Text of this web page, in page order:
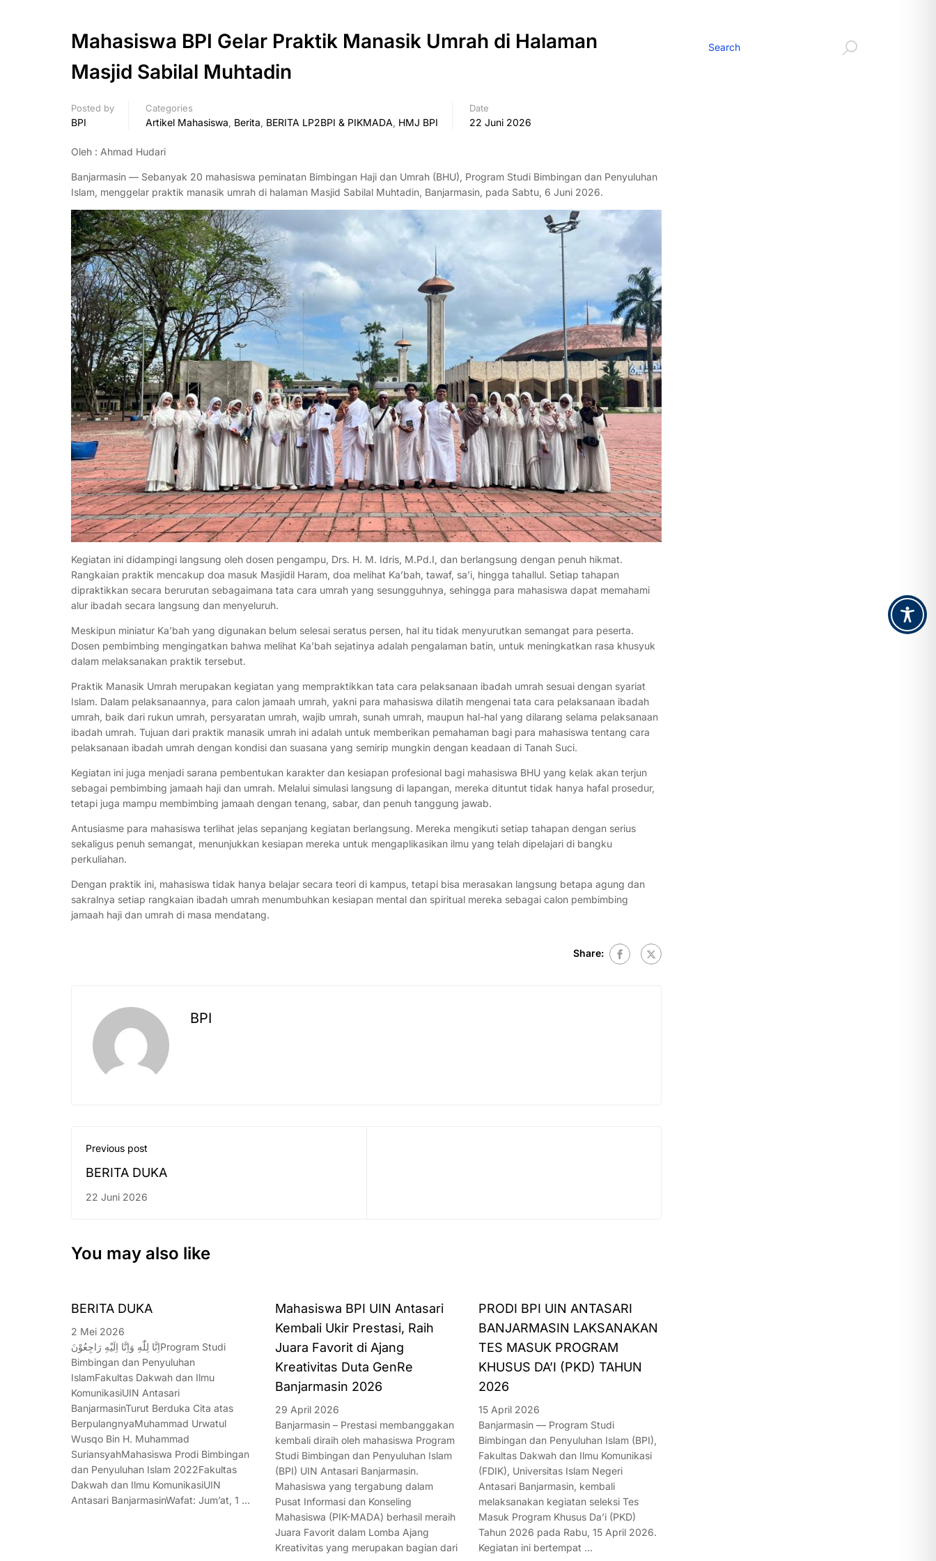
Mahasiswa BPI Gelar Praktik Manasik Umrah di Halaman
Masjid Sabilal Muhtadin
Posted by
BPI
Categories
Artikel Mahasiswa, Berita, BERITA LP2BPI & PIKMADA, HMJ BPI
Date
22 Juni 2026
Oleh : Ahmad Hudari
Banjarmasin — Sebanyak 20 mahasiswa peminatan Bimbingan Haji dan Umrah (BHU), Program Studi Bimbingan dan Penyuluhan
Islam, menggelar praktik manasik umrah di halaman Masjid Sabilal Muhtadin, Banjarmasin, pada Sabtu, 6 Juni 2026.
Kegiatan ini didampingi langsung oleh dosen pengampu, Drs. H. M. Idris, M.Pd.I, dan berlangsung dengan penuh hikmat.
Rangkaian praktik mencakup doa masuk Masjidil Haram, doa melihat Ka’bah, tawaf, sa’i, hingga tahallul. Setiap tahapan
dipraktikkan secara berurutan sebagaimana tata cara umrah yang sesungguhnya, sehingga para mahasiswa dapat memahami
alur ibadah secara langsung dan menyeluruh.
Meskipun miniatur Ka’bah yang digunakan belum selesai seratus persen, hal itu tidak menyurutkan semangat para peserta.
Dosen pembimbing mengingatkan bahwa melihat Ka’bah sejatinya adalah pengalaman batin, untuk meningkatkan rasa khusyuk
dalam melaksanakan praktik tersebut.
Praktik Manasik Umrah merupakan kegiatan yang mempraktikkan tata cara pelaksanaan ibadah umrah sesuai dengan syariat
Islam. Dalam pelaksanaannya, para calon jamaah umrah, yakni para mahasiswa dilatih mengenai tata cara pelaksanaan ibadah
umrah, baik dari rukun umrah, persyaratan umrah, wajib umrah, sunah umrah, maupun hal-hal yang dilarang selama pelaksanaan
ibadah umrah. Tujuan dari praktik manasik umrah ini adalah untuk memberikan pemahaman bagi para mahasiswa tentang cara
pelaksanaan ibadah umrah dengan kondisi dan suasana yang semirip mungkin dengan keadaan di Tanah Suci.
Kegiatan ini juga menjadi sarana pembentukan karakter dan kesiapan profesional bagi mahasiswa BHU yang kelak akan terjun
sebagai pembimbing jamaah haji dan umrah. Melalui simulasi langsung di lapangan, mereka dituntut tidak hanya hafal prosedur,
tetapi juga mampu membimbing jamaah dengan tenang, sabar, dan penuh tanggung jawab.
Antusiasme para mahasiswa terlihat jelas sepanjang kegiatan berlangsung. Mereka mengikuti setiap tahapan dengan serius
sekaligus penuh semangat, menunjukkan kesiapan mereka untuk mengaplikasikan ilmu yang telah dipelajari di bangku
perkuliahan.
Dengan praktik ini, mahasiswa tidak hanya belajar secara teori di kampus, tetapi bisa merasakan langsung betapa agung dan
sakralnya setiap rangkaian ibadah umrah menumbuhkan kesiapan mental dan spiritual mereka sebagai calon pembimbing
jamaah haji dan umrah di masa mendatang.
Share:
BPI
Previous post
BERITA DUKA
22 Juni 2026
You may also like
BERITA DUKA
2 Mei 2026
اِنَّا لِلّٰهِ وَاِنَّا اِلَيْهِ رَاجِعُوْنَProgram Studi
Bimbingan dan Penyuluhan
IslamFakultas Dakwah dan Ilmu
KomunikasiUIN Antasari
BanjarmasinTurut Berduka Cita atas
BerpulangnyaMuhammad Urwatul
Wusqo Bin H. Muhammad
SuriansyahMahasiswa Prodi Bimbingan
dan Penyuluhan Islam 2022Fakultas
Dakwah dan Ilmu KomunikasiUIN
Antasari BanjarmasinWafat: Jum’at, 1 …
Mahasiswa BPI UIN Antasari
Kembali Ukir Prestasi, Raih
Juara Favorit di Ajang
Kreativitas Duta GenRe
Banjarmasin 2026
29 April 2026
Banjarmasin – Prestasi membanggakan
kembali diraih oleh mahasiswa Program
Studi Bimbingan dan Penyuluhan Islam
(BPI) UIN Antasari Banjarmasin.
Mahasiswa yang tergabung dalam
Pusat Informasi dan Konseling
Mahasiswa (PIK-MADA) berhasil meraih
Juara Favorit dalam Lomba Ajang
Kreativitas yang merupakan bagian dari
PRODI BPI UIN ANTASARI
BANJARMASIN LAKSANAKAN
TES MASUK PROGRAM
KHUSUS DA’I (PKD) TAHUN
2026
15 April 2026
Banjarmasin — Program Studi
Bimbingan dan Penyuluhan Islam (BPI),
Fakultas Dakwah dan Ilmu Komunikasi
(FDIK), Universitas Islam Negeri
Antasari Banjarmasin, kembali
melaksanakan kegiatan seleksi Tes
Masuk Program Khusus Da’i (PKD)
Tahun 2026 pada Rabu, 15 April 2026.
Kegiatan ini bertempat …